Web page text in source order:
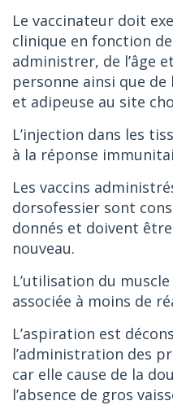
Le vaccinateur doit
clinique en fonction
administrer, de l’âge
personne ainsi que
et adipeuse au site
L’injection dans les
à la réponse
Les vaccins
dorsofessier sont
donnés et doivent
nouveau.
L’utilisation du
associée à moins de
L’aspiration est
l’administration des
car elle cause de la
l’absence de gros